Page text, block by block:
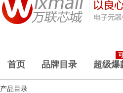
首页 品牌目录 超级爆
产品目录